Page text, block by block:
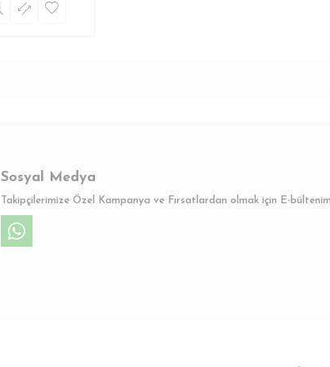
Sosyal Medya
Takipçilerimize Özel Kampanya ve Fırsatlardan olmak için E-